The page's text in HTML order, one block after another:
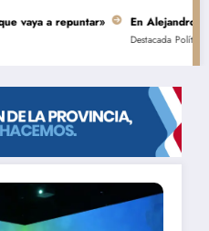
a repuntar» En Alejandro, una
Destacada Política